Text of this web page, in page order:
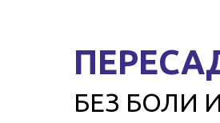
БЕЗ БОЛИ